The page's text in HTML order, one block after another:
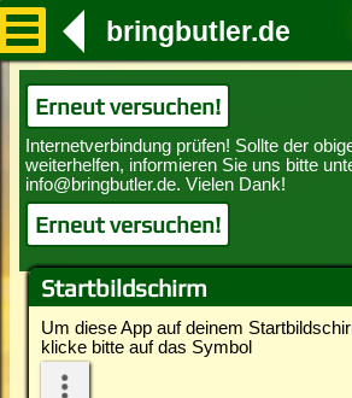
Startbildschirm
Um diese App auf deinem
klicke bitte auf das Symbol
bringbutler.de
Erneut versuchen!
Erneut versuchen!